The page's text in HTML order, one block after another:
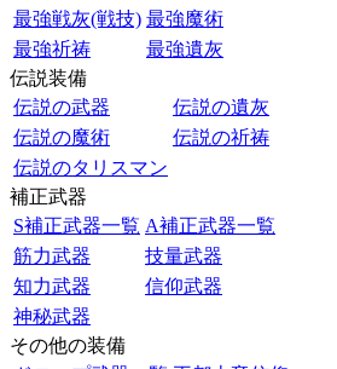
最強戦灰(戦技) 最強魔術
最強祈祷
最強遺灰
伝説装備
伝説の武器
伝説の遺灰
伝説の魔術
伝説の祈祷
伝説のタリスマン
補正武器
S補正武器一覧 A補正武器一覧
筋力武器
技量武器
知力武器
信仰武器
神秘武器
その他の装備